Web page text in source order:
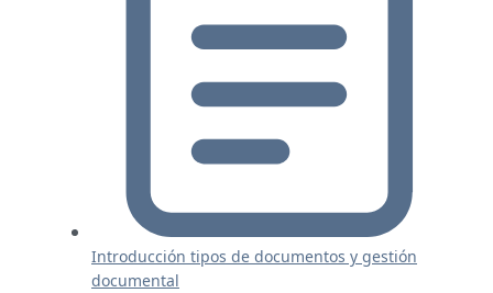
Introducción tipos de documentos y gestión
documental